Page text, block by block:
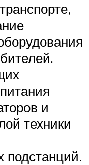
и
техники
подстанций.